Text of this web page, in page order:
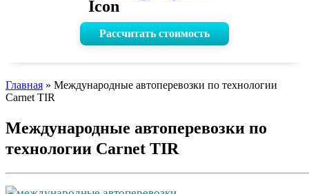
Рассчитать стоимость
Главная » Международные автоперевозки по технологии
Carnet TIR
Международные автоперевозки по
технологии Carnet TIR